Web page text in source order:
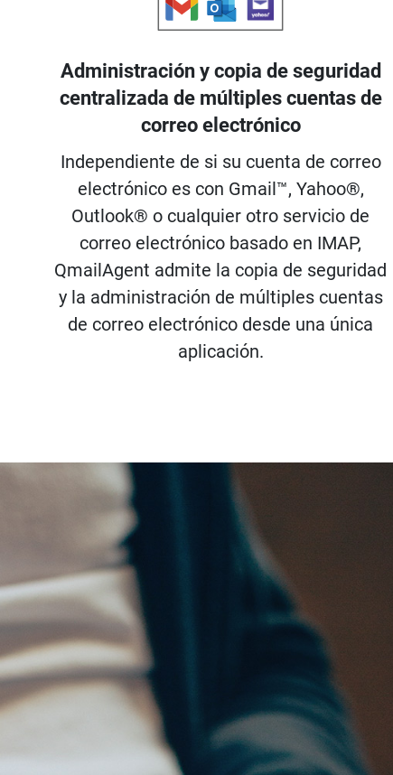
Administración y copia de seguridad
centralizada de múltiples cuentas de
correo electrónico
Independiente de si su cuenta de correo
electrónico es con Gmail™, Yahoo®,
Outlook® o cualquier otro servicio de
correo electrónico basado en IMAP,
QmailAgent admite la copia de seguridad
y la administración de múltiples cuentas
de correo electrónico desde una única
aplicación.